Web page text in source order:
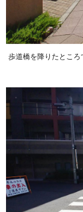
歩道橋を降りたとこ